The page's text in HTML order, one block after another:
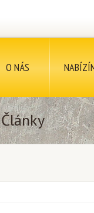
O NÁS
Články